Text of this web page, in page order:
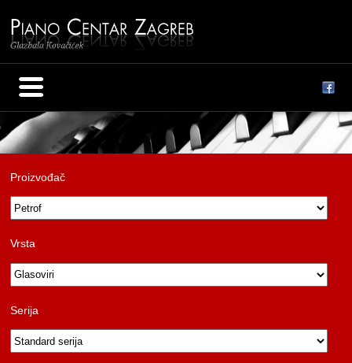
Proizvođač
Vrsta
Serija